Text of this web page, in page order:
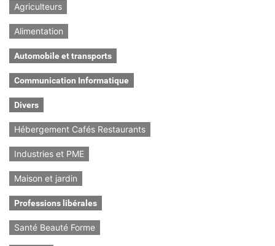
Agriculteurs
Alimentation
Automobile et transports
Communication Informatique
Divers
Hébergement Cafés Restaurants
Industries et PME
Maison et jardin
Professions libérales
Santé Beauté Forme